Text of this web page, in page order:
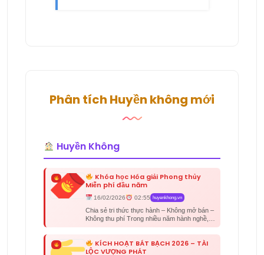
Phân tích Huyền không mới
Huyền Không
Khóa học Hóa giải Phong thủy
Miễn phí đầu năm
16/02/2026 02:55 huyenkhong.vn
Chia sẻ tri thức thực hành – Không mở bán –
Không thu phí Trong nhiều năm hành nghề,
KÍCH HOẠT BÁT BẠCH 2026 – TÀI
LỘC VƯỢNG PHÁT